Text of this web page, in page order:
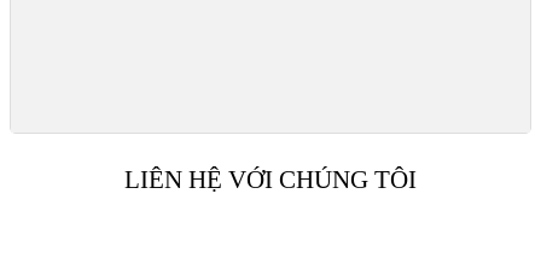
LIÊN HỆ VỚI CHÚNG TÔI